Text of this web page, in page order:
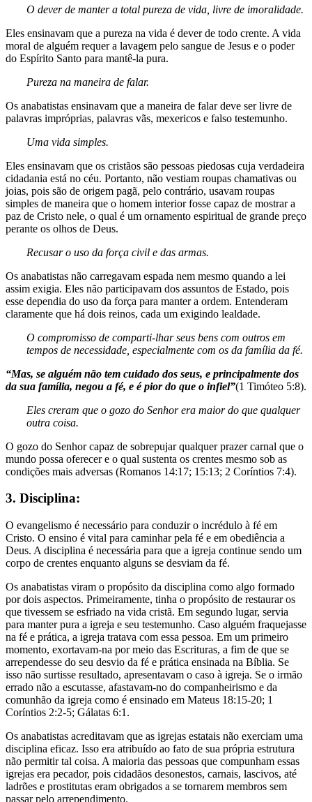
O dever de manter a total pureza de vida, livre de imoralidade.
Eles ensinavam que a pureza na vida é dever de todo crente. A vida
moral de alguém requer a lavagem pelo sangue de Jesus e o poder
do Espírito Santo para mantê-la pura.
Pureza na maneira de falar.
Os anabatistas ensinavam que a maneira de falar deve ser livre de
palavras impróprias, palavras vãs, mexericos e falso testemunho.
Uma vida simples.
Eles ensinavam que os cristãos são pessoas piedosas cuja verdadeira
cidadania está no céu. Portanto, não vestiam roupas chamativas ou
joias, pois são de origem pagã, pelo contrário, usavam roupas
simples de maneira que o homem interior fosse capaz de mostrar a
paz de Cristo nele, o qual é um ornamento espiritual de grande preço
perante os olhos de Deus.
Recusar o uso da força civil e das armas.
Os anabatistas não carregavam espada nem mesmo quando a lei
assim exigia. Eles não participavam dos assuntos de Estado, pois
esse dependia do uso da força para manter a ordem. Entenderam
claramente que há dois reinos, cada um exigindo lealdade.
O compromisso de comparti-lhar seus bens com outros em
tempos de necessidade, especialmente com os da família da fé.
“Mas, se alguém não tem cuidado dos seus, e principalmente dos
da sua família, negou a fé, e é pior do que o infiel”(1 Timóteo 5:8).
Eles creram que o gozo do Senhor era maior do que qualquer
outra coisa.
O gozo do Senhor capaz de sobrepujar qualquer prazer carnal que o
mundo possa oferecer e o qual sustenta os crentes mesmo sob as
condições mais adversas (Romanos 14:17; 15:13; 2 Coríntios 7:4).
3. Disciplina:
O evangelismo é necessário para conduzir o incrédulo à fé em
Cristo. O ensino é vital para caminhar pela fé e em obediência a
Deus. A disciplina é necessária para que a igreja continue sendo um
corpo de crentes enquanto alguns se desviam da fé.
Os anabatistas viram o propósito da disciplina como algo formado
por dois aspectos. Primeiramente, tinha o propósito de restaurar os
que tivessem se esfriado na vida cristã. Em segundo lugar, servia
para manter pura a igreja e seu testemunho. Caso alguém fraquejasse
na fé e prática, a igreja tratava com essa pessoa. Em um primeiro
momento, exortavam-na por meio das Escrituras, a fim de que se
arrependesse do seu desvio da fé e prática ensinada na Bíblia. Se
isso não surtisse resultado, apresentavam o caso à igreja. Se o irmão
errado não a escutasse, afastavam-no do companheirismo e da
comunhão da igreja como é ensinado em Mateus 18:15-20; 1
Coríntios 2:2-5; Gálatas 6:1.
Os anabatistas acreditavam que as igrejas estatais não exerciam uma
disciplina eficaz. Isso era atribuído ao fato de sua própria estrutura
não permitir tal coisa. A maioria das pessoas que compunham essas
igrejas era pecador, pois cidadãos desonestos, carnais, lascivos, até
ladrões e prostitutas eram obrigados a se tornarem membros sem
passar pelo arrependimento.